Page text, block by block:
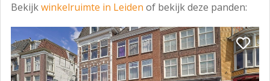
Bekijkwinkelruimte in Leiden of bekijk deze panden: